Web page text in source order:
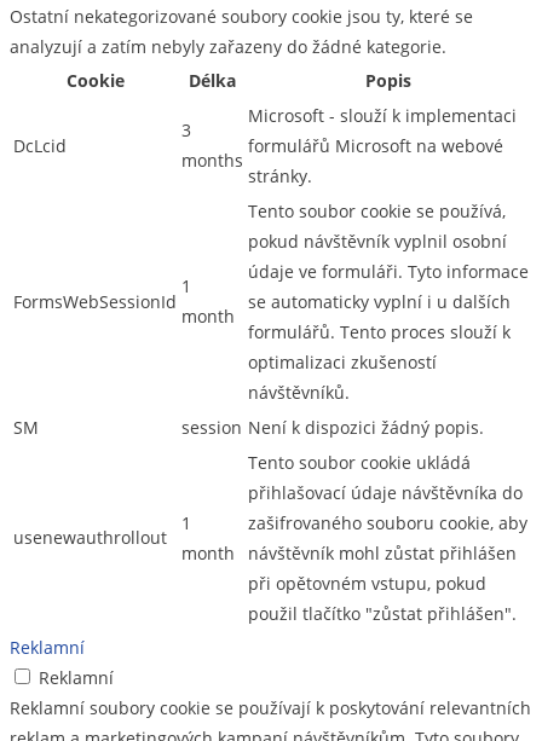
Ostatní nekategorizované soubory cookie jsou ty, které se
analyzují a zatím nebyly zařazeny do žádné kategorie.
Cookie
Délka Popis
DcLcid
3
months
Microsoft - slouží k implementaci
formulářů Microsoft na webové
stránky.
FormsWebSessionId
1
month
Tento soubor cookie se používá,
pokud návštěvník vyplnil osobní
údaje ve formuláři. Tyto informace
se automaticky vyplní i u dalších
formulářů. Tento proces slouží k
optimalizaci zkušeností
návštěvníků.
SM
session Není k dispozici žádný popis.
usenewauthrollout
1
month
Tento soubor cookie ukládá
přihlašovací údaje návštěvníka do
zašifrovaného souboru cookie, aby
návštěvník mohl zůstat přihlášen
při opětovném vstupu, pokud
použil tlačítko "zůstat přihlášen".
Reklamní
Reklamní
Reklamní soubory cookie se používají k poskytování relevantních